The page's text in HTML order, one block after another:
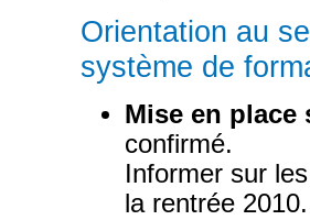
Orientation au
système de
Mise en
confirmé.
Informer sur
la rentrée 2010.